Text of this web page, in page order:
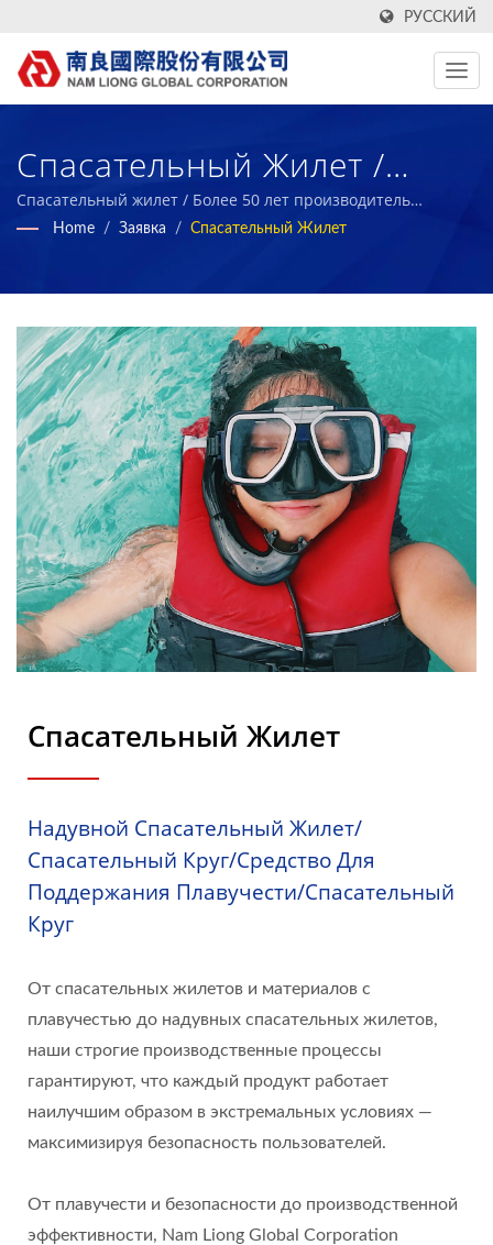
РУССКИЙ
Спасательный Жилет /
Производитель
Тайване С Отчетами ESG |
Nam Liong
Спасательный жилет / Более 50 лет производитель
высокоэффективных технических тканей и биорезинового
Home / Заявка / Спасательный Жилет
Спасательный Жилет
Надувной Спасательный Жилет/
Спасательный Круг/Средство Для
Поддержания Плавучести/Спасательный
Круг
От спасательных жилетов и материалов с
плавучестью до надувных спасательных жилетов,
наши строгие производственные процессы
гарантируют, что каждый продукт работает
наилучшим образом в экстремальных условиях —
максимизируя безопасность пользователей.
От плавучести и безопасности до производственной
эффективности, Nam Liong Global Corporation